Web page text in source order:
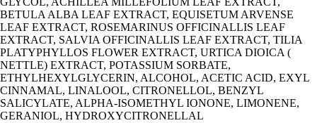
BETULA ALBA LEAF EXTRACT, EQUISETUM ARVENSE
LEAF EXTRACT, ROSEMARINUS OFFICINALLIS LEAF
EXTRACT, SALVIA OFFICINALLIS LEAF EXTRACT, TILIA
PLATYPHYLLOS FLOWER EXTRACT, URTICA DIOICA (
NETTLE) EXTRACT, POTASSIUM SORBATE,
ETHYLHEXYLGLYCERIN, ALCOHOL, ACETIC ACID, EXYL
CINNAMAL, LINALOOL, CITRONELLOL, BENZYL
SALICYLATE, ALPHA-ISOMETHYL IONONE, LIMONENE,
GERANIOL, HYDROXYCITRONELLAL